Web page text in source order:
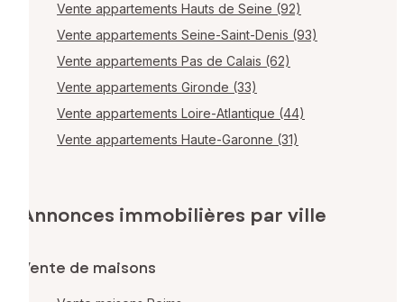
Vente appartements Hauts de Seine (92)
Vente appartements Seine-Saint-Denis (93)
Vente appartements Pas de Calais (62)
Vente appartements Gironde (33)
Vente appartements Loire-Atlantique (44)
Vente appartements Haute-Garonne (31)
Annonces immobilières par ville
Vente de maisons